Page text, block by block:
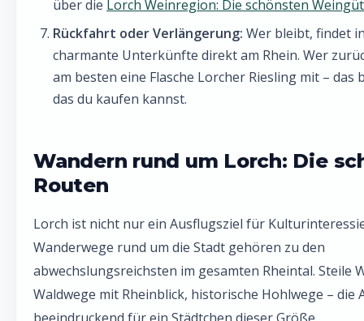
über die Lorch Weinregion: Die schönsten
Rückfahrt oder Verlängerung: Wer bleibt, findet
charmante Unterkünfte direkt am Rhein. Wer
am besten eine Flasche Lorcher Riesling mit – das
das du kaufen kannst.
Wandern rund um Lorch: Die
Routen
Lorch ist nicht nur ein Ausflugsziel für
Wanderwege rund um die Stadt gehören zu den
abwechslungsreichsten im gesamten Rheintal. Steile
Waldwege mit Rheinblick, historische Hohlwege – die